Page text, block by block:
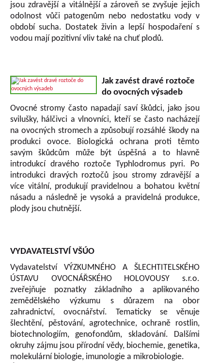
jsou zdravější a vitálnější a zároveň se zvyšuje jejich
odolnost vůči patogenům nebo nedostatku vody v
období sucha. Dostatek živin a lepší hospodaření s
vodou mají pozitivní vliv také na chuť plodů.
Jak zavést dravé roztoče
do ovocných výsadeb
Ovocné stromy často napadají saví škůdci, jako jsou
svilušky, hálčivci a vlnovníci, kteří se často nacházejí
na ovocných stromech a způsobují rozsáhlé škody na
produkci ovoce. Biologická ochrana proti těmto
savým škůdcům může být úspěšná a to hlavně
introdukcí dravého roztoče Typhlodromus pyri. Po
introdukci dravých roztočů jsou stromy zdravější a
více vitální, produkují pravidelnou a bohatou květní
násadu a následně je vysoká a pravidelná produkce,
plody jsou chutnější.
VYDAVATELSTVÍ VŠÚO
Vydavatelství VÝZKUMNÉHO A ŠLECHTITELSKÉHO
ÚSTAVU OVOCNÁŘSKÉHO HOLOVOUSY s.r.o.
zveřejňuje poznatky základního a aplikovaného
zemědělského výzkumu s důrazem na obor
zahradnictví, ovocnářství. Tematicky se věnuje
šlechtění, pěstování, agrotechnice, ochraně rostlin,
biotechnologiím, genofondům, skladování. Dalšími
okruhy zájmu jsou přírodní vědy, biochemie, genetika,
molekulární biologie, imunologie a mikrobiologie.